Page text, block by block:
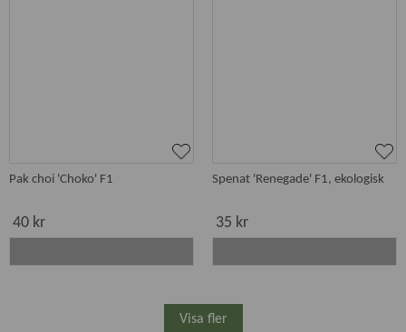
Pak choi 'Choko' F1
40 kr
Spenat 'Renegade' F1, ekologisk
35 kr
Visa fler